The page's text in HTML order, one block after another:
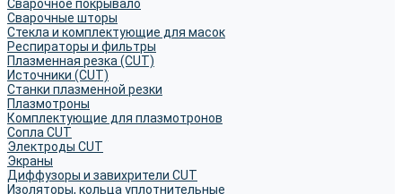
Сварочное покрывало
Сварочные шторы
Стекла и комплектующие для масок
Респираторы и фильтры
Плазменная резка (CUT)
Источники (CUT)
Станки плазменной резки
Плазмотроны
Комплектующие для плазмотронов
Сопла CUT
Электроды CUT
Экраны
Диффузоры и завихрители CUT
Изоляторы, кольца уплотнительные